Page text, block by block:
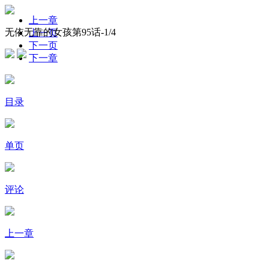
无依无靠的女孩第95话-1/4
上一章
上一页
下一页
下一章
目录
单页
评论
上一章